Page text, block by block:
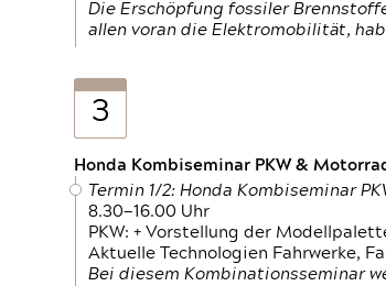
Die Erschöpfung fossiler
allen voran die Elektromobilität,
3
Honda Kombiseminar PKW &
Termin 1/2: Honda Kombiseminar
8.30—16.00 Uhr
PKW: + Vorstellung der
Aktuelle Technologien Fahrwerke,
Bei diesem Kombinationsseminar